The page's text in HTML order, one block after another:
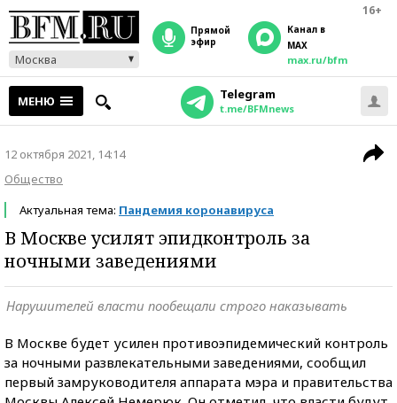
16+
Москва
прямой
эфир
Канал в
MAX
max.ru/bfm
МЕНЮ Telegram
t.me/BFMnews
12 октября 2021, 14:14
Общество
Актуальная тема: Пандемия коронавируса
В Москве усилят эпидконтроль за
ночными заведениями
Нарушителей власти пообещали строго наказывать
В Москве будет усилен противоэпидемический контроль
за ночными развлекательными заведениями, сообщил
первый замруководителя аппарата мэра и правительства